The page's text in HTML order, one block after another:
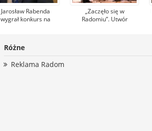
Jarosław Rabenda
wygrał konkurs na
wieloletni aktor
radomskiej sceny
„Zaczęło się w
Radomiu”. Utwór
Różne
Reklama Radom